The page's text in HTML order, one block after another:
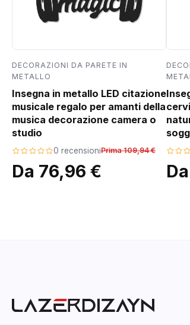
DECORAZIONI DA PARETE IN
METALLO
Insegna in metallo LED citazione
musicale regalo per amanti della
musica decorazione camera o
studio
0 recensioniPrima 109,94 €
Da 76,96 €